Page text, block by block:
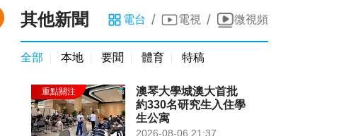
其他新聞 電台 / 電視 / 微視頻
全部 本地 要聞 體育 特稿
澳琴大學城澳大首批
約330名研究生入住學
生公寓
2026-08-06 21:37